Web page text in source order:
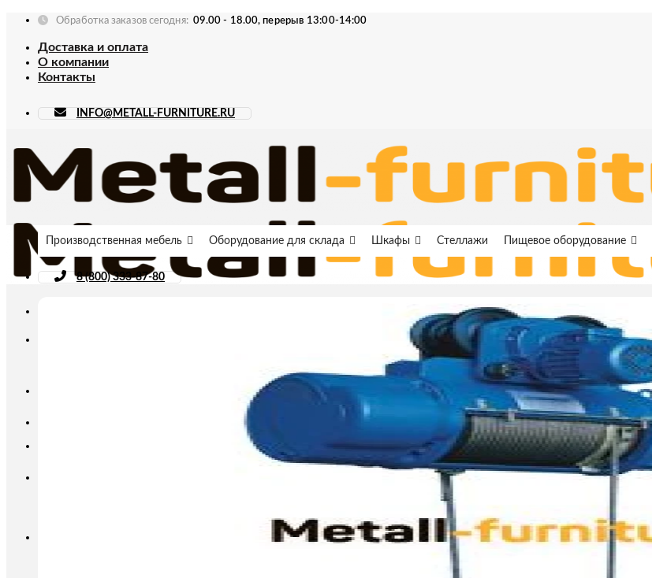
Skip
content
Обработка заказов сегодня: 09.00 - 18.00, перерыв 13:00-14:00
Доставка и оплата
О компании
Контакты
INFO@METALL-FURNITURE.RU
Производственная мебель Оборудование для склада Шкафы Стеллажи Пищевое оборудование
8 (800) 333-87-80